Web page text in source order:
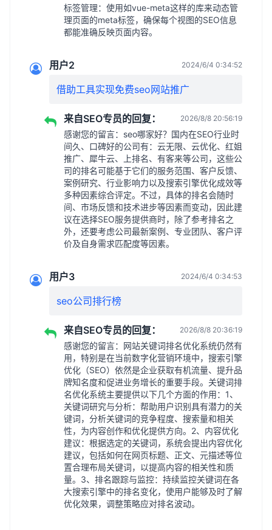
标签管理：使用如vue-meta这样的库来动态管
理页面的meta标签，确保每个视图的SEO信息
都能准确反映页面内容。
用户2 2024/6/4 0:34:52
借助工具实现免费seo网站推广
来自SEO专员的回复： 2026/8/8 20:56:19
感谢您的留言：seo哪家好？国内在SEO行业时
间久、口碑好的公司有：云无限、云优化、红姐
推广、犀牛云、上排名、有客来等公司，这些公
司的排名可能基于它们的服务范围、客户反馈、
案例研究、行业影响力以及搜索引擎优化成效等
多种因素综合评定。不过，具体的排名会随时
间、市场反馈和技术进步等因素而变动，因此建
议在选择SEO服务提供商时，除了参考排名之
外，还要考虑公司最新案例、专业团队、客户评
价及自身需求匹配度等因素。
用户3 2024/6/4 0:34:53
seo公司排行榜
来自SEO专员的回复： 2026/8/8 20:36:19
感谢您的留言：网站关键词排名优化系统仍然有
用，特别是在当前数字化营销环境中，搜索引擎
优化（SEO）依然是企业获取有机流量、提升品
牌知名度和促进业务增长的重要手段。关键词排
名优化系统主要提供以下几个方面的作用：1、
关键词研究与分析：帮助用户识别具有潜力的关
键词，分析关键词的竞争程度、搜索量和相关
性，为内容创作和优化提供方向。2、内容优化
建议：根据选定的关键词，系统会提出内容优化
建议，包括如何在网页标题、正文、元描述等位
置合理布局关键词，以提高内容的相关性和质
量。3、排名跟踪与监控：持续监控关键词在各
大搜索引擎中的排名变化，使用户能够及时了解
优化效果，调整策略应对排名波动。